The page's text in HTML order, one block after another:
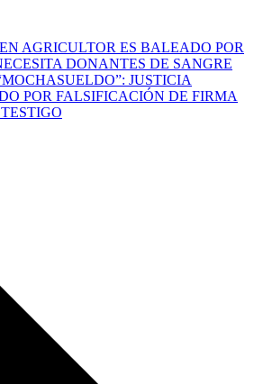
AGRICULTOR ES BALEADO POR
DONANTES DE SANGRE
JUSTICIA
POR FALSIFICACIÓN DE FIRMA